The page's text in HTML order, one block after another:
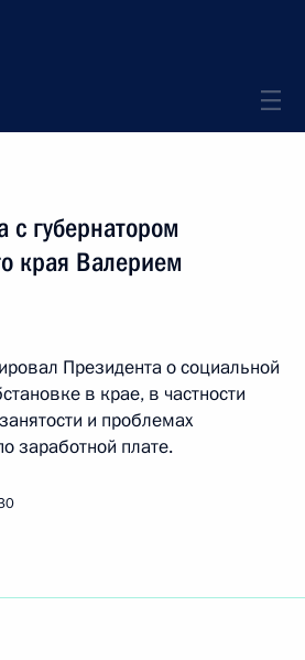
с губернатором
края Валерием
Президента о социальной
в крае, в частности
и проблемах
заработной плате.